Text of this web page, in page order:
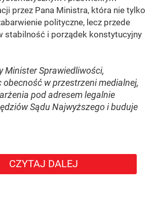
przez Pana Ministra, która nie tylko
polityczne, lecz przede
stabilność i porządek konstytucyjny
Minister Sprawiedliwości,
obecność w przestrzeni medialnej,
pod adresem legalnie
Sądu Najwyższego i buduje
CZYTAJ DALEJ